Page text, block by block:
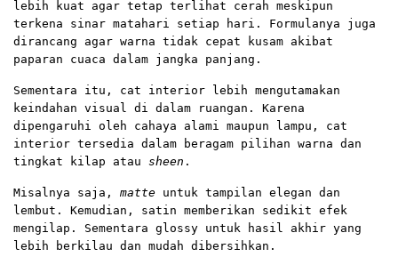
lebih kuat agar tetap terlihat cerah meskipun
terkena sinar matahari setiap hari. Formulanya juga
dirancang agar warna tidak cepat kusam akibat
paparan cuaca dalam jangka panjang.
Sementara itu, cat interior lebih mengutamakan
keindahan visual di dalam ruangan. Karena
dipengaruhi oleh cahaya alami maupun lampu, cat
interior tersedia dalam beragam pilihan warna dan
tingkat kilap atau sheen .
Misalnya saja, matte untuk tampilan elegan dan
lembut. Kemudian, satin memberikan sedikit efek
mengilap. Sementara glossy untuk hasil akhir yang
lebih berkilau dan mudah dibersihkan.